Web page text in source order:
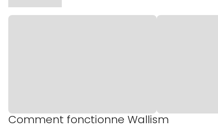
Comment fonctionne Wallism